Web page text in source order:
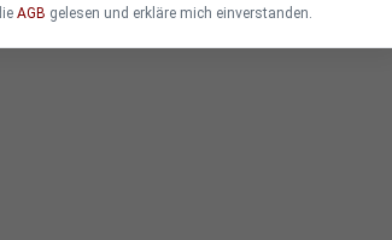
AGB gelesen und erkläre mich einverstanden.